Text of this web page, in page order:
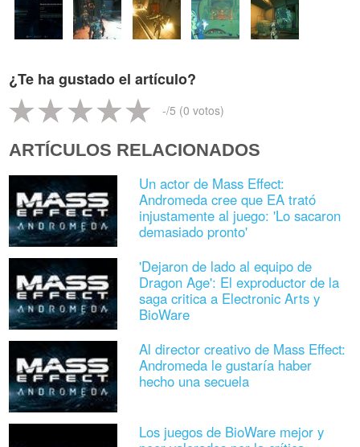
¿Te ha gustado el artículo?
-/5 (0 votos)
ARTÍCULOS RELACIONADOS
Un actor de Mass Effect:
Andromeda cree que EA trató
injustamente al juego: 'Lo sacaron
demasiado pronto'
'Dejaron de lado al equipo de
Dragon Age': El exproductor de la
saga critica a Electronic Arts y
BioWare
Al director creativo de Mass Effect:
Andromeda le gustaría haber
hecho una secuela
Los juegos de BioWare mejor y